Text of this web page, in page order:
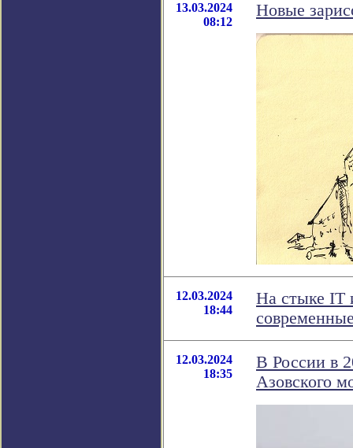
13.03.2024
08:12
Новые
12.03.2024
18:44
На стыке IT
12.03.2024
18:35
В России в
Азовского